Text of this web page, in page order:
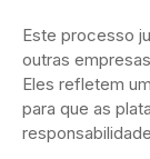
Este processo
outras
Eles refletem
para que as